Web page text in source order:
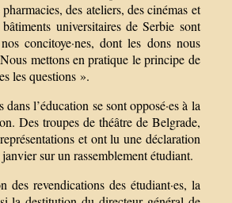
des ateliers, des cinémas et
universitaires de Serbie sont
concitoye·nes, dont les dons nous
mettons en pratique le principe de
les questions ».
l’éducation se sont opposé·es à la
Des troupes de théâtre de Belgrade,
et ont lu une déclaration
sur un rassemblement étudiant.
revendications des étudiant·es, la